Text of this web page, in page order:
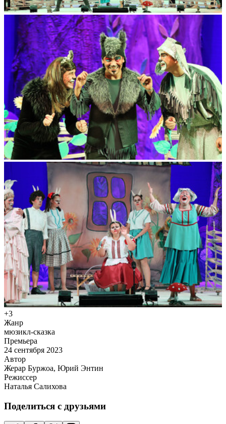
+3
Жанр
мюзикл-сказка
Премьера
24 сентября 2023
Автор
Жерар Буржоа, Юрий Энтин
Режиссер
Наталья Салихова
Поделиться с друзьями